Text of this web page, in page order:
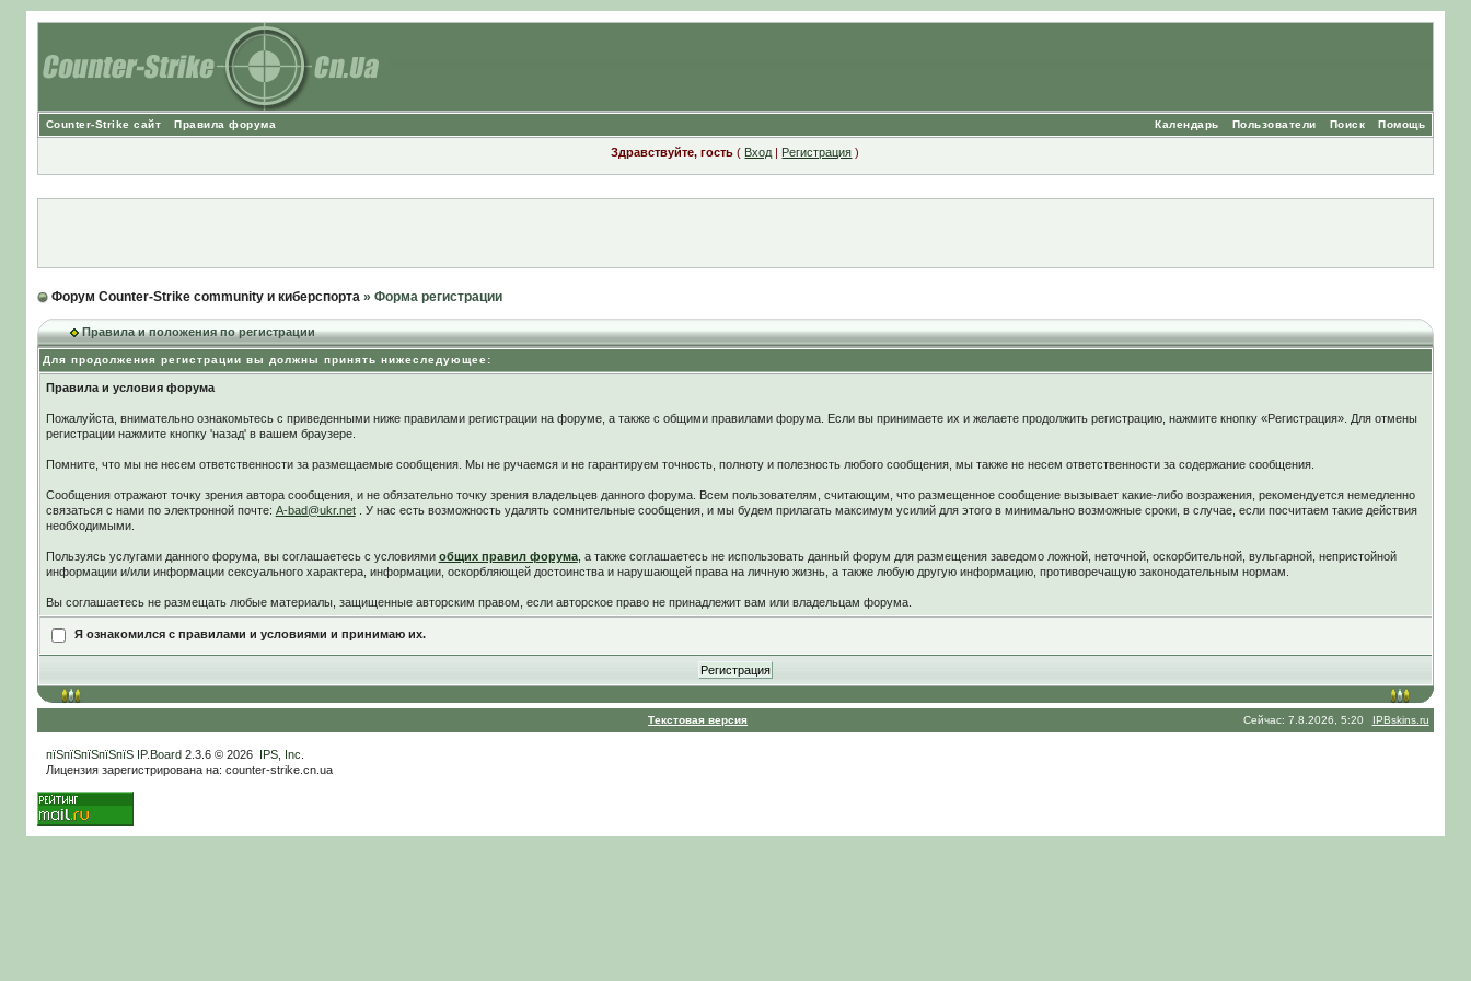
Counter-Strike сайт Правила форума Помощь
Поиск
Пользователи
Календарь
Здравствуйте, гость ( Вход | Регистрация )
Форум Counter-Strike community и киберспорта» Форма регистрации
Правила и положения по регистрации
Для продолжения регистрации вы должны принять нижеследующее:
Правила и условия форума
Пожалуйста, внимательно ознакомьтесь с приведенными ниже правилами регистрации на форуме, а также с общими правилами форума. Если вы принимаете их и желаете продолжить регистрацию, нажмите кнопку «Регистрация». Для отмены
регистрации нажмите кнопку 'назад' в вашем браузере.
Помните, что мы не несем ответственности за размещаемые сообщения. Мы не ручаемся и не гарантируем точность, полноту и полезность любого сообщения, мы также не несем ответственности за содержание сообщения.
Сообщения отражают точку зрения автора сообщения, и не обязательно точку зрения владельцев данного форума. Всем пользователям, считающим, что размещенное сообщение вызывает какие-либо возражения, рекомендуется немедленно
связаться с нами по электронной почте: A-bad@ukr.net. У нас есть возможность удалять сомнительные сообщения, и мы будем прилагать максимум усилий для этого в минимально возможные сроки, в случае, если посчитаем такие действия
необходимыми.
Пользуясь услугами данного форума, вы соглашаетесь c условиями общих правил форума, а также соглашаетесь не использовать данный форум для размещения заведомо ложной, неточной, оскорбительной, вульгарной, непристойной
информации и/или информации сексуального характера, информации, оскорбляющей достоинства и нарушающей права на личную жизнь, а также любую другую информацию, противоречащую законодательным нормам.
Вы соглашаетесь не размещать любые материалы, защищенные авторским правом, если авторское право не принадлежит вам или владельцам форума.
Я ознакомился с правилами и условиями и принимаю их.
Текстовая версия Сейчас: 7.8.2026, 5:20 IPBskins.ru
пїЅпїЅпїЅпїЅпїЅ IP.Board2.3.6 © 2026 IPS, Inc
Лицензия зарегистрирована на: counter-strike.cn.ua